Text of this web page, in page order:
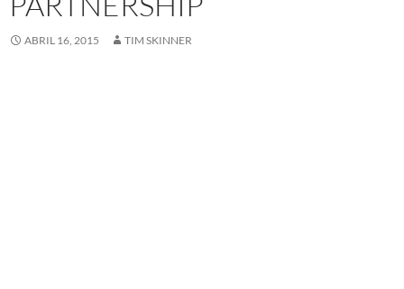
ABRIL 16, 2015 TIM SKINNER